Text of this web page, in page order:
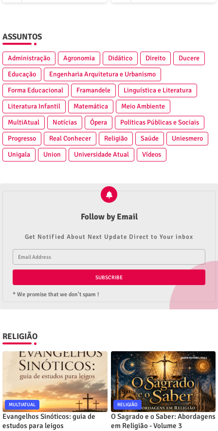
ASSUNTOS
Administração Agronomia Didático Direito
Ducere
Educação
Engenharia Arquitetura e Urbanismo
Forma Educacional
Framandele
Linguística e Literatura
Literatura Infantil
Matemática
Meio Ambiente
MultiAtual
Notícias Ópera
Políticas Públicas e Sociais
Progresso
Real Conhecer Religião Saúde
Uniesmero
Unigala
Union Universidade Atual Vídeos
Follow by Email
Get Notified About Next Update Direct to Your inbox
* We promise that we don't spam !
RELIGIÃO
MULTIATUAL
Evangelhos Sinóticos: guia de
estudos para leigos
RELIGIÃO
O Sagrado e o Saber: Abordagens
em Religião - Volume 3